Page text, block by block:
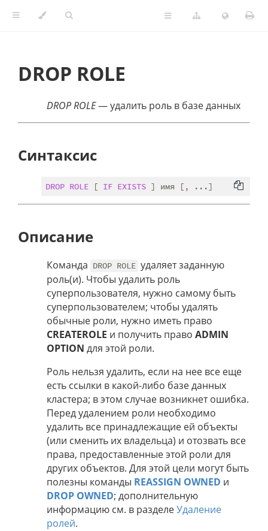
DROP ROLE
DROP ROLE— удалить роль в базе данных
Синтаксис
DROP ROLE [ IF EXISTS
Описание
Команда DROP ROLE удаляет заданную
роль(и). Чтобы удалить роль
суперпользователя, нужно самому быть
суперпользователем; чтобы удалять
обычные роли, нужно иметь право
CREATEROLE и получить право ADMIN
OPTION для этой роли.
Роль нельзя удалить, если на нее все еще
есть ссылки в какой-либо базе данных
кластера; в этом случае возникнет ошибка.
Перед удалением роли необходимо
удалить все принадлежащие ей объекты
(или сменить их владельца) и отозвать все
права, предоставленные этой роли для
других объектов. Для этой цели могут быть
полезны команды REASSIGN OWNED и
DROP OWNED; дополнительную
информацию см. в разделеУдаление
ролей.